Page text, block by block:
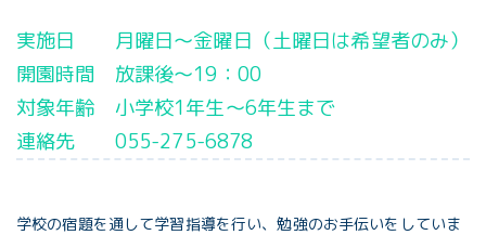
実施日 月曜日～金曜日（土曜日は希望者のみ）
開園時間 放課後～19：00
対象年齢 小学校1年生～6年生まで
連絡先 055-275-6878
学校の宿題を通して学習指導を行い、勉強のお手伝いをしていま